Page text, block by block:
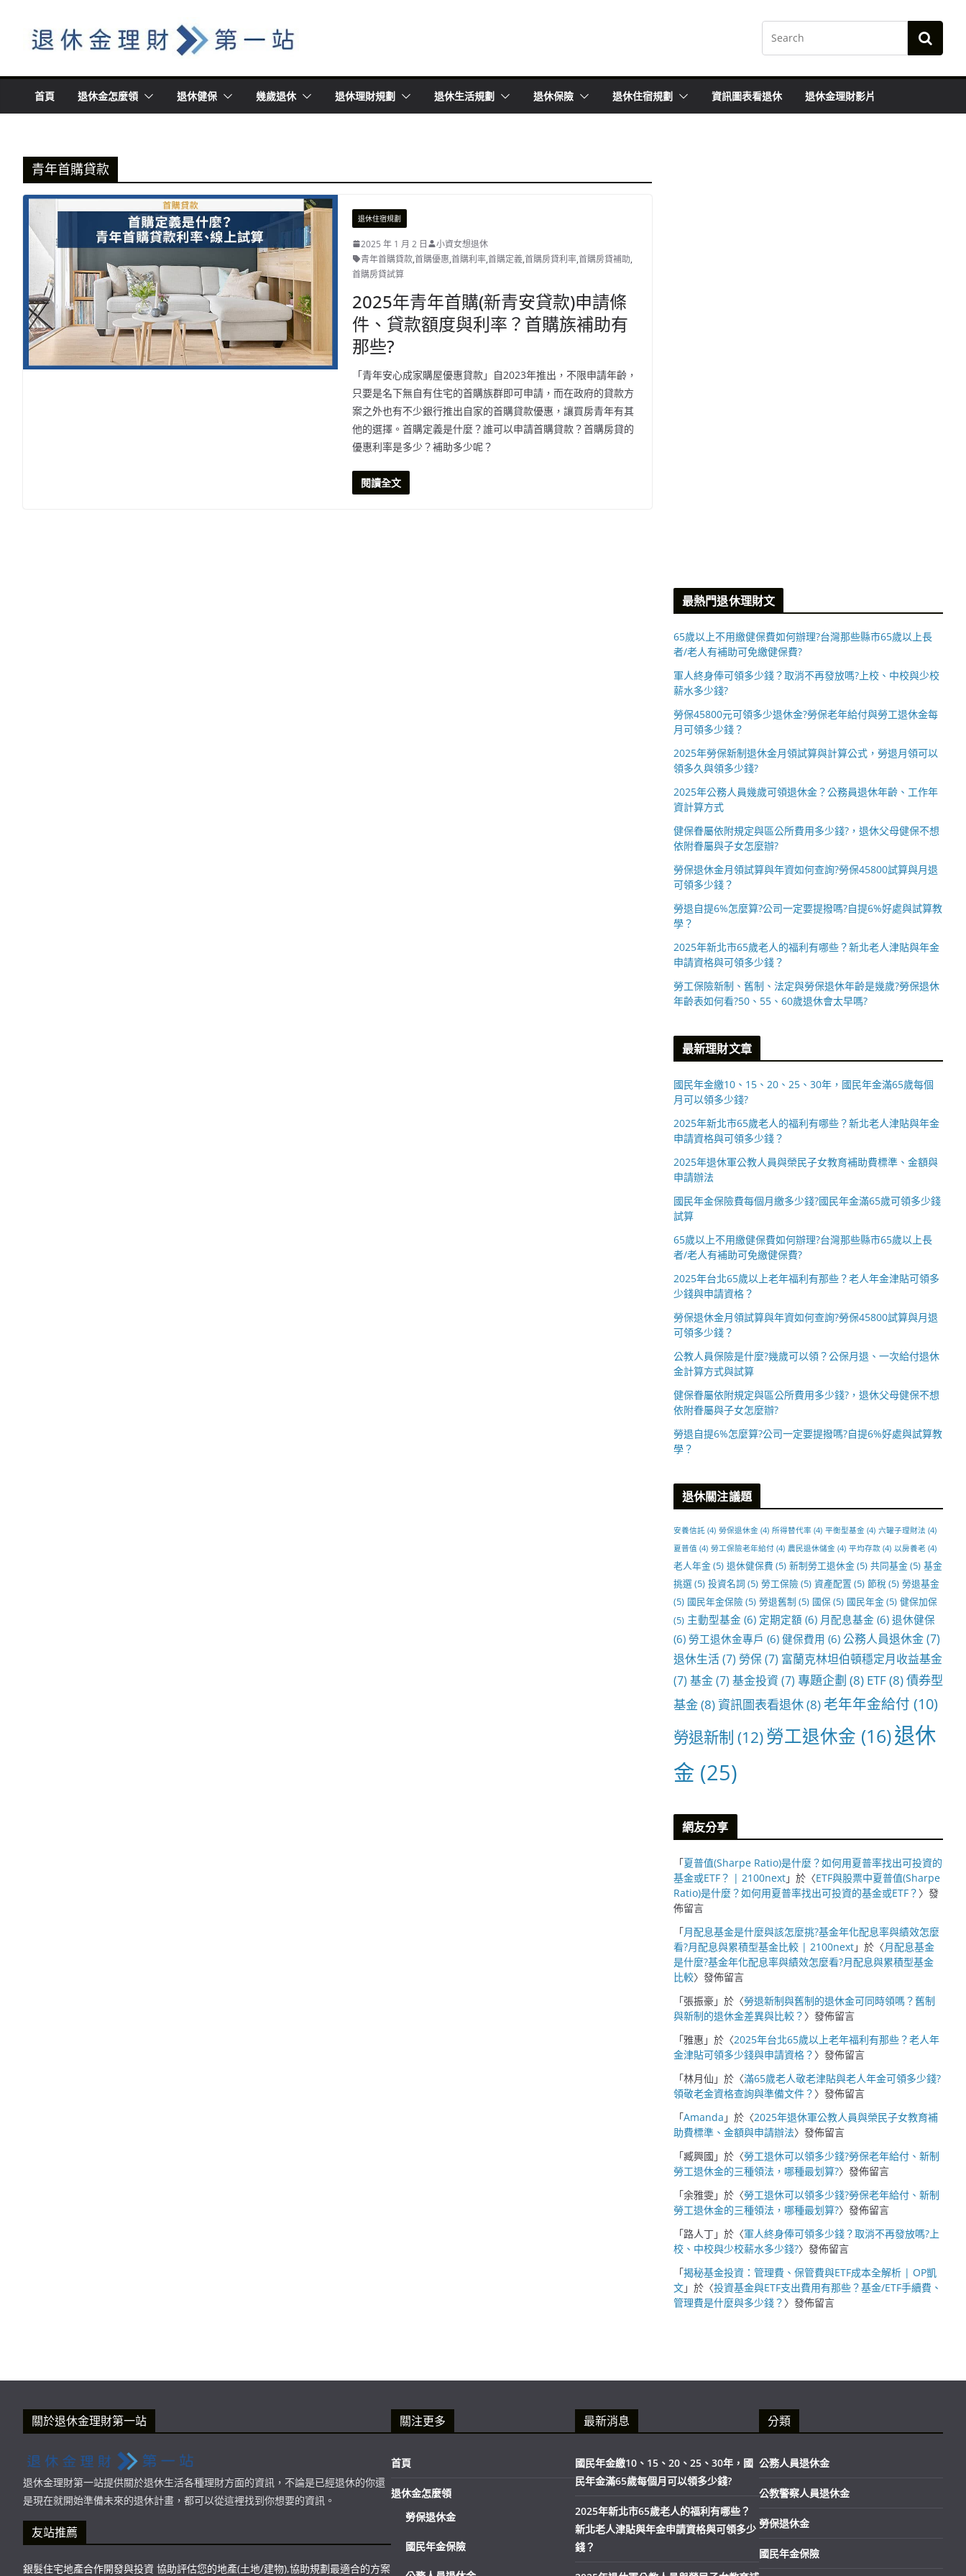
content
首頁 退休金怎麼領 退休健保 幾歲退休 退休理財規劃 退休生活規劃 退休保險 退休住宿規劃 資訊圖表看退休 退休金理財影片
青年首購貸款
退休住宿規劃
2025 年 1 月 2 日
小資女想退休
青年首購貸款,首購優惠,首購利率,首購定義,首購房貸利率,首購房貸補助,
首購房貸試算
2025年青年首購(新青安貸款)申請條
件、貸款額度與利率？首購族補助有
那些?
「青年安心成家購屋優惠貸款」自2023年推出，不限申請年齡，
只要是名下無自有住宅的首購族群即可申請，而在政府的貸款方
案之外也有不少銀行推出自家的首購貸款優惠，讓買房青年有其
他的選擇。首購定義是什麼？誰可以申請首購貸款？首購房貸的
優惠利率是多少？補助多少呢？
閱讀全文
最熱門退休理財文
65歲以上不用繳健保費如何辦理?台灣那些縣市65歲以上長
者/老人有補助可免繳健保費?
軍人終身俸可領多少錢？取消不再發放嗎?上校、中校與少校
薪水多少錢?
勞保45800元可領多少退休金?勞保老年給付與勞工退休金每
月可領多少錢？
2025年勞保新制退休金月領試算與計算公式，勞退月領可以
領多久與領多少錢?
2025年公務人員幾歲可領退休金？公務員退休年齡、工作年
資計算方式
健保眷屬依附規定與區公所費用多少錢?，退休父母健保不想
依附眷屬與子女怎麼辦?
勞保退休金月領試算與年資如何查詢?勞保45800試算與月退
可領多少錢？
勞退自提6%怎麼算?公司一定要提撥嗎?自提6%好處與試算教
學？
2025年新北市65歲老人的福利有哪些？新北老人津貼與年金
申請資格與可領多少錢？
勞工保險新制、舊制、法定與勞保退休年齡是幾歲?勞保退休
年齡表如何看?50、55、60歲退休會太早嗎?
最新理財文章
國民年金繳10、15、20、25、30年，國民年金滿65歲每個
月可以領多少錢?
2025年新北市65歲老人的福利有哪些？新北老人津貼與年金
申請資格與可領多少錢？
2025年退休軍公教人員與榮民子女教育補助費標準、金額與
申請辦法
國民年金保險費每個月繳多少錢?國民年金滿65歲可領多少錢
試算
65歲以上不用繳健保費如何辦理?台灣那些縣市65歲以上長
者/老人有補助可免繳健保費?
2025年台北65歲以上老年福利有那些？老人年金津貼可領多
少錢與申請資格？
勞保退休金月領試算與年資如何查詢?勞保45800試算與月退
可領多少錢？
公教人員保險是什麼?幾歲可以領？公保月退、一次給付退休
金計算方式與試算
健保眷屬依附規定與區公所費用多少錢?，退休父母健保不想
依附眷屬與子女怎麼辦?
勞退自提6%怎麼算?公司一定要提撥嗎?自提6%好處與試算教
學？
退休關注議題
安養信託 (4) 勞保退休金 (4) 所得替代率 (4) 平衡型基金 (4) 六罐子理財法 (4)
夏普值 (4) 勞工保險老年給付 (4) 農民退休儲金 (4) 平均存款 (4) 以房養老 (4)
老人年金(5) 退休健保費 (5) 新制勞工退休金(5) 共同基金(5) 基金
挑選 (5) 投資名詞 (5) 勞工保險 (5) 資產配置 (5) 節稅 (5) 勞退基金
(5) 國民年金保險 (5) 勞退舊制 (5) 國保(5) 國民年金(5) 健保加保
(5) 主動型基金 (6) 定期定額 (6) 月配息基金 (6) 退休健保
(6) 勞工退休金專戶 (6) 健保費用 (6) 公務人員退休金(7)
退休生活(7) 勞保(7) 富蘭克林坦伯頓穩定月收益基金
(7) 基金(7) 基金投資 (7) 專題企劃 (8) ETF(8)債券型
基金(8)資訊圖表看退休(8)老年年金給付 (10)
勞退新制 (12)勞工退休金 (16)退休
金 (25)
網友分享
「夏普值(Sharpe Ratio)是什麼？如何用夏普率找出可投資的
基金或ETF？ | 2100next」於〈ETF與股票中夏普值(Sharpe
Ratio)是什麼？如何用夏普率找出可投資的基金或ETF？ 〉發
佈留言
「月配息基金是什麼與該怎麼挑?基金年化配息率與績效怎麼
看?月配息與累積型基金比較 | 2100next」於〈月配息基金
是什麼?基金年化配息率與績效怎麼看?月配息與累積型基金
比較〉發佈留言
「張振豪」於〈勞退新制與舊制的退休金可同時領嗎？舊制
與新制的退休金差異與比較？ 〉發佈留言
「雅惠 」於〈2025年台北65歲以上老年福利有那些？老人年
金津貼可領多少錢與申請資格？ 〉發佈留言
「林月仙 」於〈滿65歲老人敬老津貼與老人年金可領多少錢?
領敬老金資格查詢與準備文件？ 〉發佈留言
「Amanda 」於〈2025年退休軍公教人員與榮民子女教育補
助費標準、金額與申請辦法〉發佈留言
「臧興國 」於〈勞工退休可以領多少錢?勞保老年給付、新制
勞工退休金的三種領法，哪種最划算?〉發佈留言
「余雅雯」於〈勞工退休可以領多少錢?勞保老年給付、新制
勞工退休金的三種領法，哪種最划算?〉發佈留言
「路人丁」於〈軍人終身俸可領多少錢？取消不再發放嗎?上
校、中校與少校薪水多少錢?〉發佈留言
「揭秘基金投資：管理費、保管費與ETF成本全解析 | OP凱
文」於〈投資基金與ETF支出費用有那些？基金/ETF手續費、
管理費是什麼與多少錢？ 〉發佈留言
關於退休金理財第一站
退休金理財第一站提供關於退休生活各種理財方面的資訊，不論是已經退休的你還
是現在就開始準備未來的退休計畫，都可以從這裡找到你想要的資訊。
友站推薦
銀髮住宅地產合作開發與投資 協助評估您的地產(土地/建物),協助規劃最適合的方案
關注更多
首頁
退休金怎麼領
勞保退休金
國民年金保險
最新消息
國民年金繳10、15、20、25、30年，國
民年金滿65歲每個月可以領多少錢?
2025年新北市65歲老人的福利有哪些？
新北老人津貼與年金申請資格與可領多少
錢？
分類
公務人員退休金
公教警察人員退休金
勞保退休金
國民年金保險